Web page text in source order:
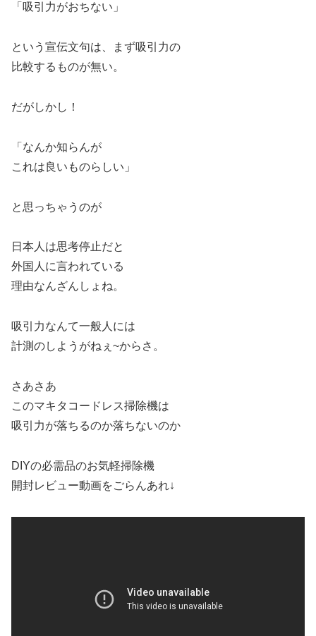
「吸引力がおちない」
という宣伝文句は、まず吸引力の
比較するものが無い。
だがしかし！
「なんか知らんが
これは良いものらしい」
と思っちゃうのが
日本人は思考停止だと
外国人に言われている
理由なんざんしょね。
吸引力なんて一般人には
計測のしようがねぇ~からさ。
さあさあ
このマキタコードレス掃除機は
吸引力が落ちるのか落ちないのか
DIYの必需品のお気軽掃除機
開封レビュー動画をごらんあれ↓